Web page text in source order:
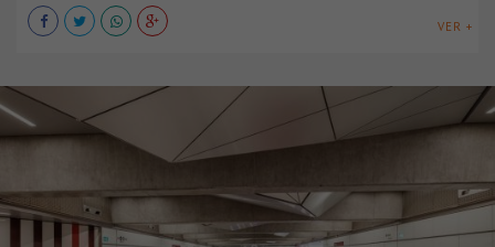
VER +